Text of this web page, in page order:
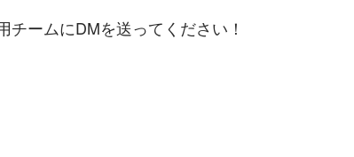
チームにDMを送ってください！